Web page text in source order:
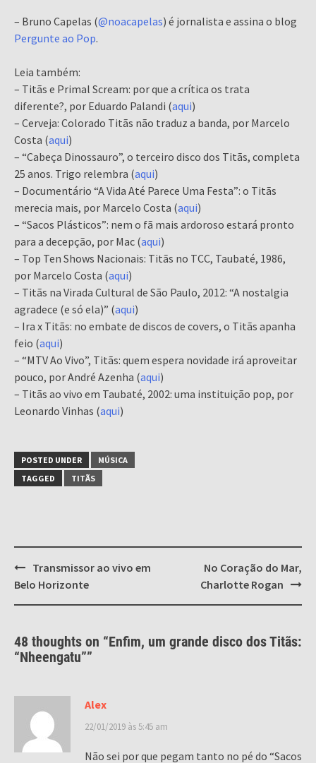
– Bruno Capelas (@noacapelas) é jornalista e assina o blog
Pergunte ao Pop.
Leia também:
– Titãs e Primal Scream: por que a crítica os trata
diferente?, por Eduardo Palandi (aqui)
– Cerveja: Colorado Titãs não traduz a banda, por Marcelo
Costa (aqui)
– “Cabeça Dinossauro”, o terceiro disco dos Titãs, completa
25 anos. Trigo relembra (aqui)
– Documentário “A Vida Até Parece Uma Festa”: o Titãs
merecia mais, por Marcelo Costa (aqui)
– “Sacos Plásticos”: nem o fã mais ardoroso estará pronto
para a decepção, por Mac (aqui)
– Top Ten Shows Nacionais: Titãs no TCC, Taubaté, 1986,
por Marcelo Costa (aqui)
– Titãs na Virada Cultural de São Paulo, 2012: “A nostalgia
agradece (e só ela)” (aqui)
– Ira x Titãs: no embate de discos de covers, o Titãs apanha
feio (aqui)
– “MTV Ao Vivo”, Titãs: quem espera novidade irá aproveitar
pouco, por André Azenha (aqui)
– Titãs ao vivo em Taubaté, 2002: uma instituição pop, por
Leonardo Vinhas (aqui)
POSTED UNDER
MÚSICA
TAGGED
TITÃS
Post
navigation
Transmissor ao vivo em
Belo Horizonte
No Coração do Mar,
Charlotte Rogan
48 thoughts on “Enfim, um grande disco dos Titãs:
“Nheengatu””
Alex
22/01/2019 às 5:45 am
Não sei por que pegam tanto no pé do “Sacos